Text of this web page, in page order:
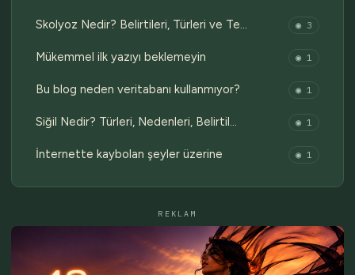
Skolyoz Nedir? Belirtileri, Türleri ve Te… ◉ 3
Mükemmel ilk yazıyı beklemeyin ◉ 1
Bu blog neden veritabanı kullanmıyor? ◉ 1
Siğil Nedir? Türleri, Nedenleri, Belirtil… ◉ 1
İnternette kaybolan şeyler üzerine ◉ 1
REKLAM